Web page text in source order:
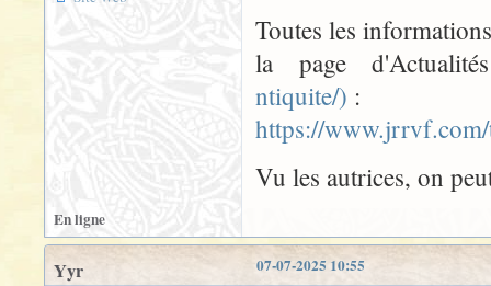
Toutes les
la page
ntiquite/) :
https://
Vu les autrices, on
En ligne
07-07-2025 10:55
Yyr